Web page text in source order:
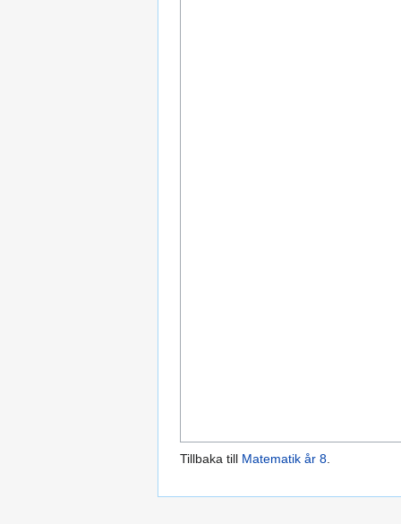
Tillbaka till Matematik år 8